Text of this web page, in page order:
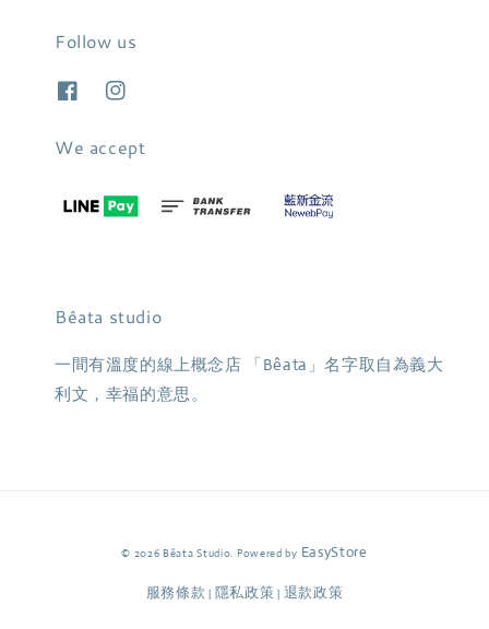
Follow us
We accept
Bêata studio
一間有溫度的線上概念店 「Bêata」名字取自為義大
利文，幸福的意思。
© 2026 Bêata Studio. Powered by EasyStore
服務條款 | 隱私政策 | 退款政策